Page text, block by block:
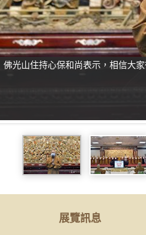
佛光山住持心保和尚表示，相信大
展覽訊息